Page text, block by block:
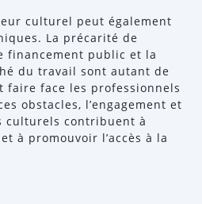
culturel peut également
La précarité de
financement public et la
du travail sont autant de
faire face les professionnels
obstacles, l’engagement et
culturels contribuent à
à promouvoir l’accès à la